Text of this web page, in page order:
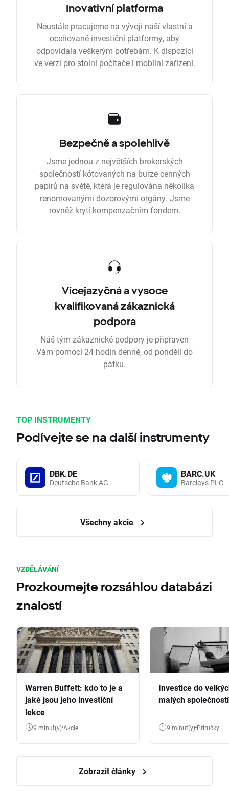
Inovativní platforma
Neustále pracujeme na vývoji naší vlastní a
oceňované investiční platformy, aby
odpovídala veškerým potřebám. K dispozici
ve verzi pro stolní počítače i mobilní zařízení.
Bezpečně a spolehlivě
Jsme jednou z největších brokerských
společností kótovaných na burze cenných
papírů na světě, která je regulována několika
renomovanými dozorovými orgány. Jsme
rovněž krytí kompenzačním fondem.
Vícejazyčná a vysoce
kvalifikovaná zákaznická
podpora
Náš tým zákaznické podpory je připraven
Vám pomoci 24 hodin denně, od pondělí do
pátku.
TOP INSTRUMENTY
Podívejte se na další instrumenty
DBK.DE
Deutsche Bank AG
BARC.UK
Barclays PLC
Všechny akcie
VZDĚLÁVÁNÍ
Prozkoumejte rozsáhlou databázi
znalostí
Warren Buffett: kdo to je a
jaké jsou jeho investiční
lekce
9 minut(y) Akcie
Investice do
malých společností
9 minut(y) Příručky
Zobrazit články